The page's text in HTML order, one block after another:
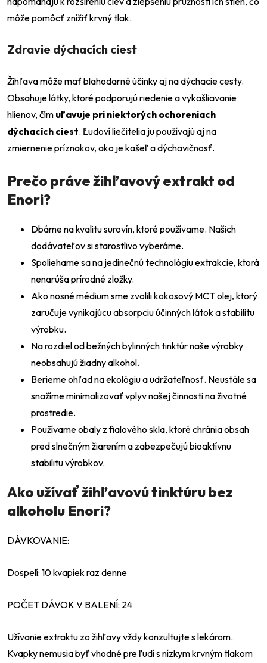
môže pomôcť znížiť krvný tlak.
Zdravie dýchacích ciest
Žihľava môže mať blahodarné účinky aj na dýchacie cesty.
Obsahuje látky, ktoré podporujú riedenie a vykašliavanie
hlienov, čím uľavuje pri niektorých ochoreniach
dýchacích ciest. Ľudoví liečitelia ju používajú aj na
zmiernenie príznakov, ako je kašeľ a dýchavičnosť.
Prečo práve žihľavový extrakt od
Enori?
Dbáme na kvalitu surovín, ktoré používame. Našich
dodávateľov si starostlivo vyberáme.
Spoliehame sa na jedinečnú technológiu extrakcie, ktorá
nenarúša prírodné zložky.
Ako nosné médium sme zvolili kokosový MCT olej, ktorý
zaručuje vynikajúcu absorpciu účinných látok a stabilitu
výrobku.
Na rozdiel od bežných bylinných tinktúr naše výrobky
neobsahujú žiadny alkohol.
Berieme ohľad na ekológiu a udržateľnosť. Neustále sa
snažíme minimalizovať vplyv našej činnosti na životné
prostredie.
Používame obaly z fialového skla, ktoré chránia obsah
pred slnečným žiarením a zabezpečujú bioaktívnu
stabilitu výrobkov.
Ako užívať žihľavovú tinktúru bez
alkoholu Enori?
DÁVKOVANIE:
Dospelí: 10 kvapiek raz denne
POČET DÁVOK V BALENÍ: 24
Užívanie extraktu zo žihľavy vždy konzultujte s lekárom.
Kvapky nemusia byť vhodné pre ľudí s nízkym krvným tlakom